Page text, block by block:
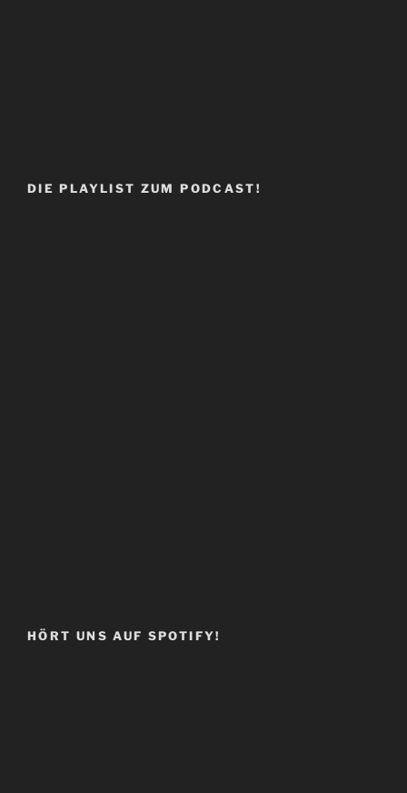
DIE PLAYLIST ZUM PODCAST!
HÖRT UNS AUF SPOTIFY!